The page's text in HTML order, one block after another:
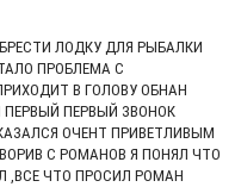
ЛОДКУ ДЛЯ РЫБАЛКИ
ПРОБЛЕМА С
В ГОЛОВУ ОБНАН
ПЕРВЫЙ ЗВОНОК
ОЧЕНТ ПРИВЕТЛИВЫМ
С РОМАНОВ Я ПОНЯЛ ЧТО
,ВСЕ ЧТО ПРОСИЛ РОМАН